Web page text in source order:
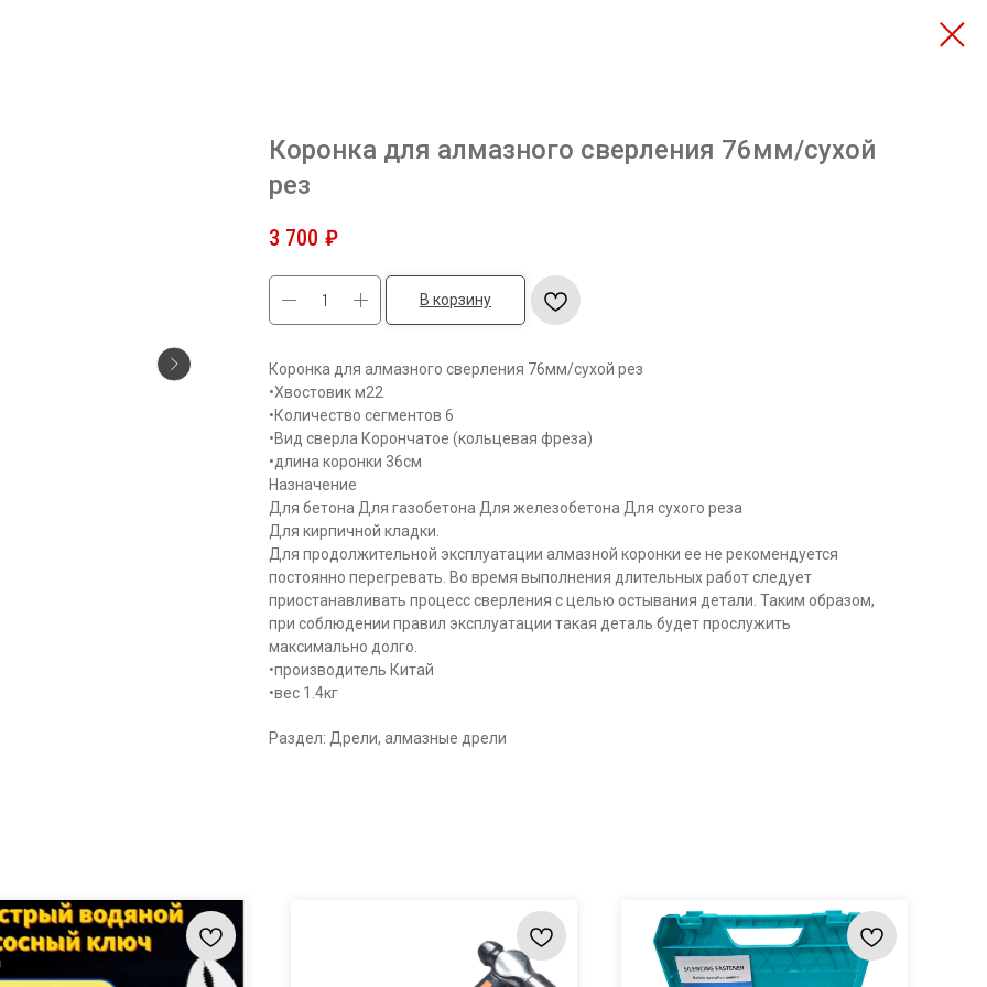
Коронка для алмазного сверления 76мм/сухой
рез
3 700 ₽
В корзину
Коронка для алмазного сверления 76мм/сухой рез
•Хвостовик м22
•Количество сегментов 6
•Вид сверла Корончатое (кольцевая фреза)
•длина коронки 36см
Назначение
Для бетона Для газобетона Для железобетона Для сухого реза
Для кирпичной кладки.
Для продолжительной эксплуатации алмазной коронки ее не рекомендуется
постоянно перегревать. Во время выполнения длительных работ следует
приостанавливать процесс сверления с целью остывания детали. Таким образом,
при соблюдении правил эксплуатации такая деталь будет прослужить
максимально долго.
•производитель Китай
•вес 1.4кг
Раздел: Дрели, алмазные дрели